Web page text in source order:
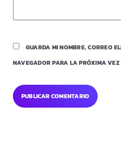
GUARDA MI NOMBRE, CORREO
NAVEGADOR PARA LA PRÓXIMA VEZ